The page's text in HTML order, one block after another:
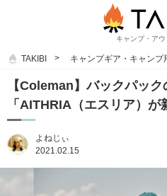
キャンプ・ア
TAKIBI キャンプギア・キャンプ
【Coleman】バックパッ
「AITHRIA（エスリア）が
よねじぃ
2021.02.15